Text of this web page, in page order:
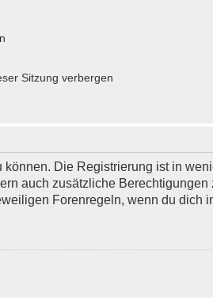
Sitzung verbergen
Die Registrierung ist in
auch zusätzliche
Forenregeln, wenn du dich